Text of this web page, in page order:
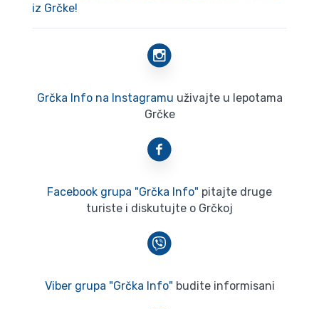
iz Grčke!
Grčka Info na Instagramu uživajte u lepotama
Grčke
Facebook grupa "Grčka Info" pitajte druge
turiste i diskutujte o Grčkoj
Viber grupa "Grčka Info" budite informisani